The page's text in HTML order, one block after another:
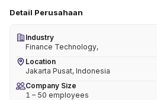
Detail Perusahaan
Industry
Finance Technology,
Location
Jakarta Pusat, Indonesia
Company Size
1 – 50 employees